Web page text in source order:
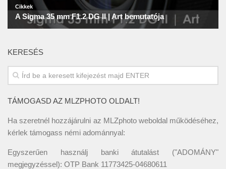
KERESÉS
TÁMOGASD AZ MLZPHOTO OLDALT!
Ha szeretnél hozzájárulni az MLZphoto weboldal működéséhez,
kérlek támogass némi adománnyal:
Egyszerűen használj banki átutalást ("ADOMÁNY"
megjegyzéssel): OTP Bank 11773425-04680611